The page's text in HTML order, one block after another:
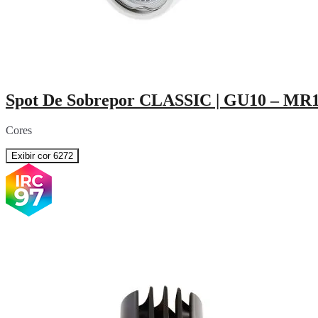
Spot De Sobrepor CLASSIC | GU10 –
Cores
Exibir cor 6272